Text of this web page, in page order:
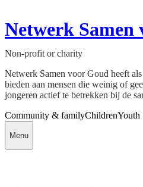
Netwerk Samen
Non-profit or charity
Netwerk Samen voor Goud heeft
bieden aan mensen die weinig of
jongeren actief te betrekken bij de
Community & familyChildrenYouth
Menu